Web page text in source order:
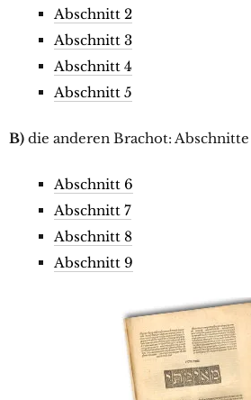
Abschnitt 2
Abschnitt 3
Abschnitt 4
Abschnitt 5
B) die anderen Brachot:
Abschnitt 6
Abschnitt 7
Abschnitt 8
Abschnitt 9